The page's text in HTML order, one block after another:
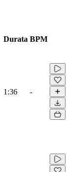
Durata BPM
1:36 -